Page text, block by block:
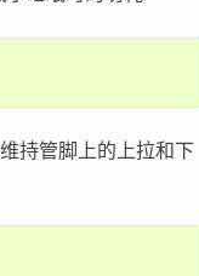
持管脚上的上拉和下